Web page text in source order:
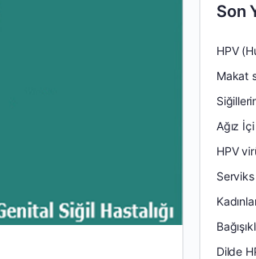
Son
HPV
Makat
Ağız
HPV
Dilde